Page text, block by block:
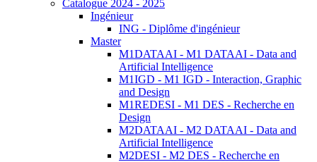
Catalogue 2024 - 2025
Ingénieur
ING - Diplôme d'ingénieur
Master
M1DATAAI - M1 DATAAI - Data and
Artificial Intelligence
M1IGD - M1 IGD - Interaction, Graphic
and Design
M1REDESI - M1 DES - Recherche en
Design
M2DATAAI - M2 DATAAI - Data and
Artificial Intelligence
M2DESI - M2 DES - Recherche en